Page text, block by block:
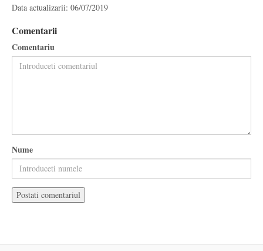
Data actualizarii: 06/07/2019
Comentarii
Comentariu
Nume